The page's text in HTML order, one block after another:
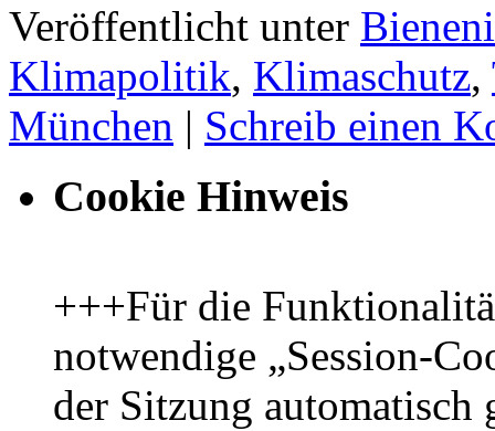
Veröffentlicht unter
Klimapolitik, Klimaschutz,
München | Schreib einen
Cookie Hinweis
+++Für die
notwendige „Session-
der Sitzung automatisch